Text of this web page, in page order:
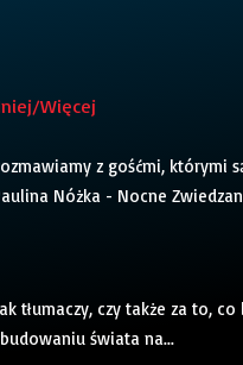
Więcej
z gośćmi, którymi
Nóżka - Nocne
tłumaczy, czy także za to,
świata na...